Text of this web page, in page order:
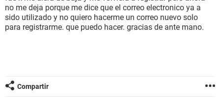
no me deja porque me dice que el correo electronico ya a
sido utilizado y no quiero hacerme un correo nuevo solo
para registrarme. que puedo hacer. gracias de ante mano.
Compartir